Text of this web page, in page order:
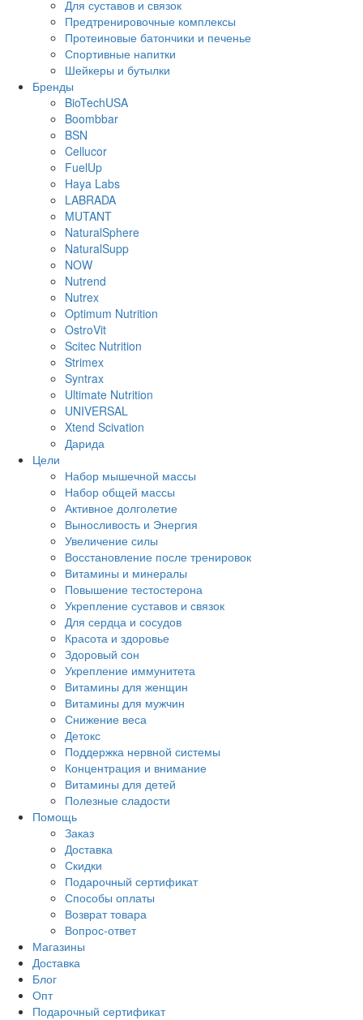
Для суставов и связок
Предтренировочные комплексы
Протеиновые батончики и печенье
Спортивные напитки
Шейкеры и бутылки
Бренды
BioTechUSA
Boombbar
BSN
Cellucor
FuelUp
Haya Labs
LABRADA
MUTANT
NaturalSphere
NaturalSupp
NOW
Nutrend
Nutrex
Optimum Nutrition
OstroVit
Scitec Nutrition
Strimex
Syntrax
Ultimate Nutrition
UNIVERSAL
Xtend Scivation
Дарида
Цели
Набор мышечной массы
Набор общей массы
Активное долголетие
Выносливость и Энергия
Увеличение силы
Восстановление после тренировок
Витамины и минералы
Повышение тестостерона
Укрепление суставов и связок
Для сердца и сосудов
Красота и здоровье
Здоровый сон
Укрепление иммунитета
Витамины для женщин
Витамины для мужчин
Снижение веса
Детокс
Поддержка нервной системы
Концентрация и внимание
Витамины для детей
Полезные сладости
Помощь
Заказ
Доставка
Скидки
Подарочный сертификат
Способы оплаты
Возврат товара
Вопрос-ответ
Магазины
Доставка
Блог
Опт
Подарочный сертификат